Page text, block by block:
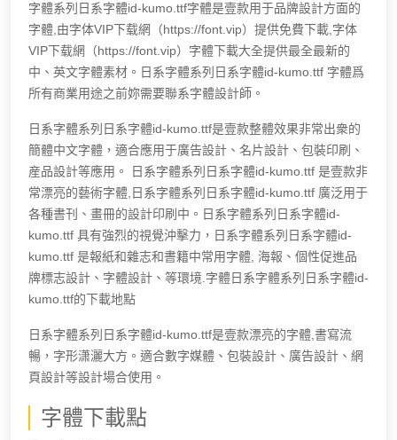
字體系列日系字體id-kumo.ttf字體是壹款用于品牌設計方面的
字體,由字体VIP下载網（https://font.vip）提供免費下載,字体
VIP下载網（https://font.vip）字體下載大全提供最全最新的
中、英文字體素材。日系字體系列日系字體id-kumo.ttf 字體爲
所有商業用途之前妳需要聯系字體設計師。
日系字體系列日系字體id-kumo.ttf是壹款整體效果非常出衆的
簡體中文字體，適合應用于廣告設計、名片設計、包裝印刷、
産品設計等應用。 日系字體系列日系字體id-kumo.ttf 是壹款非
常漂亮的藝術字體,日系字體系列日系字體id-kumo.ttf 廣泛用于
各種書刊、畫冊的設計印刷中。日系字體系列日系字體id-
kumo.ttf 具有強烈的視覺沖擊力，日系字體系列日系字體id-
kumo.ttf 是報紙和雜志和書籍中常用字體, 海報、個性促進品
牌標志設計、字體設計、等環境.字體日系字體系列日系字體id-
kumo.ttf的下載地點
日系字體系列日系字體id-kumo.ttf是壹款漂亮的字體,書寫流
暢，字形潇灑大方。適合數字媒體、包裝設計、廣告設計、網
頁設計等設計場合使用。
字體下載點